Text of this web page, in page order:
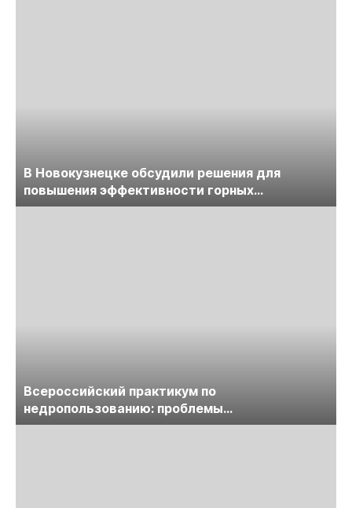
В Новокузнецке обсудили решения для
повышения эффективности горных
предприятий
Всероссийский практикум по
недропользованию: проблемы
лицензирования, цифровизации, экспертизы